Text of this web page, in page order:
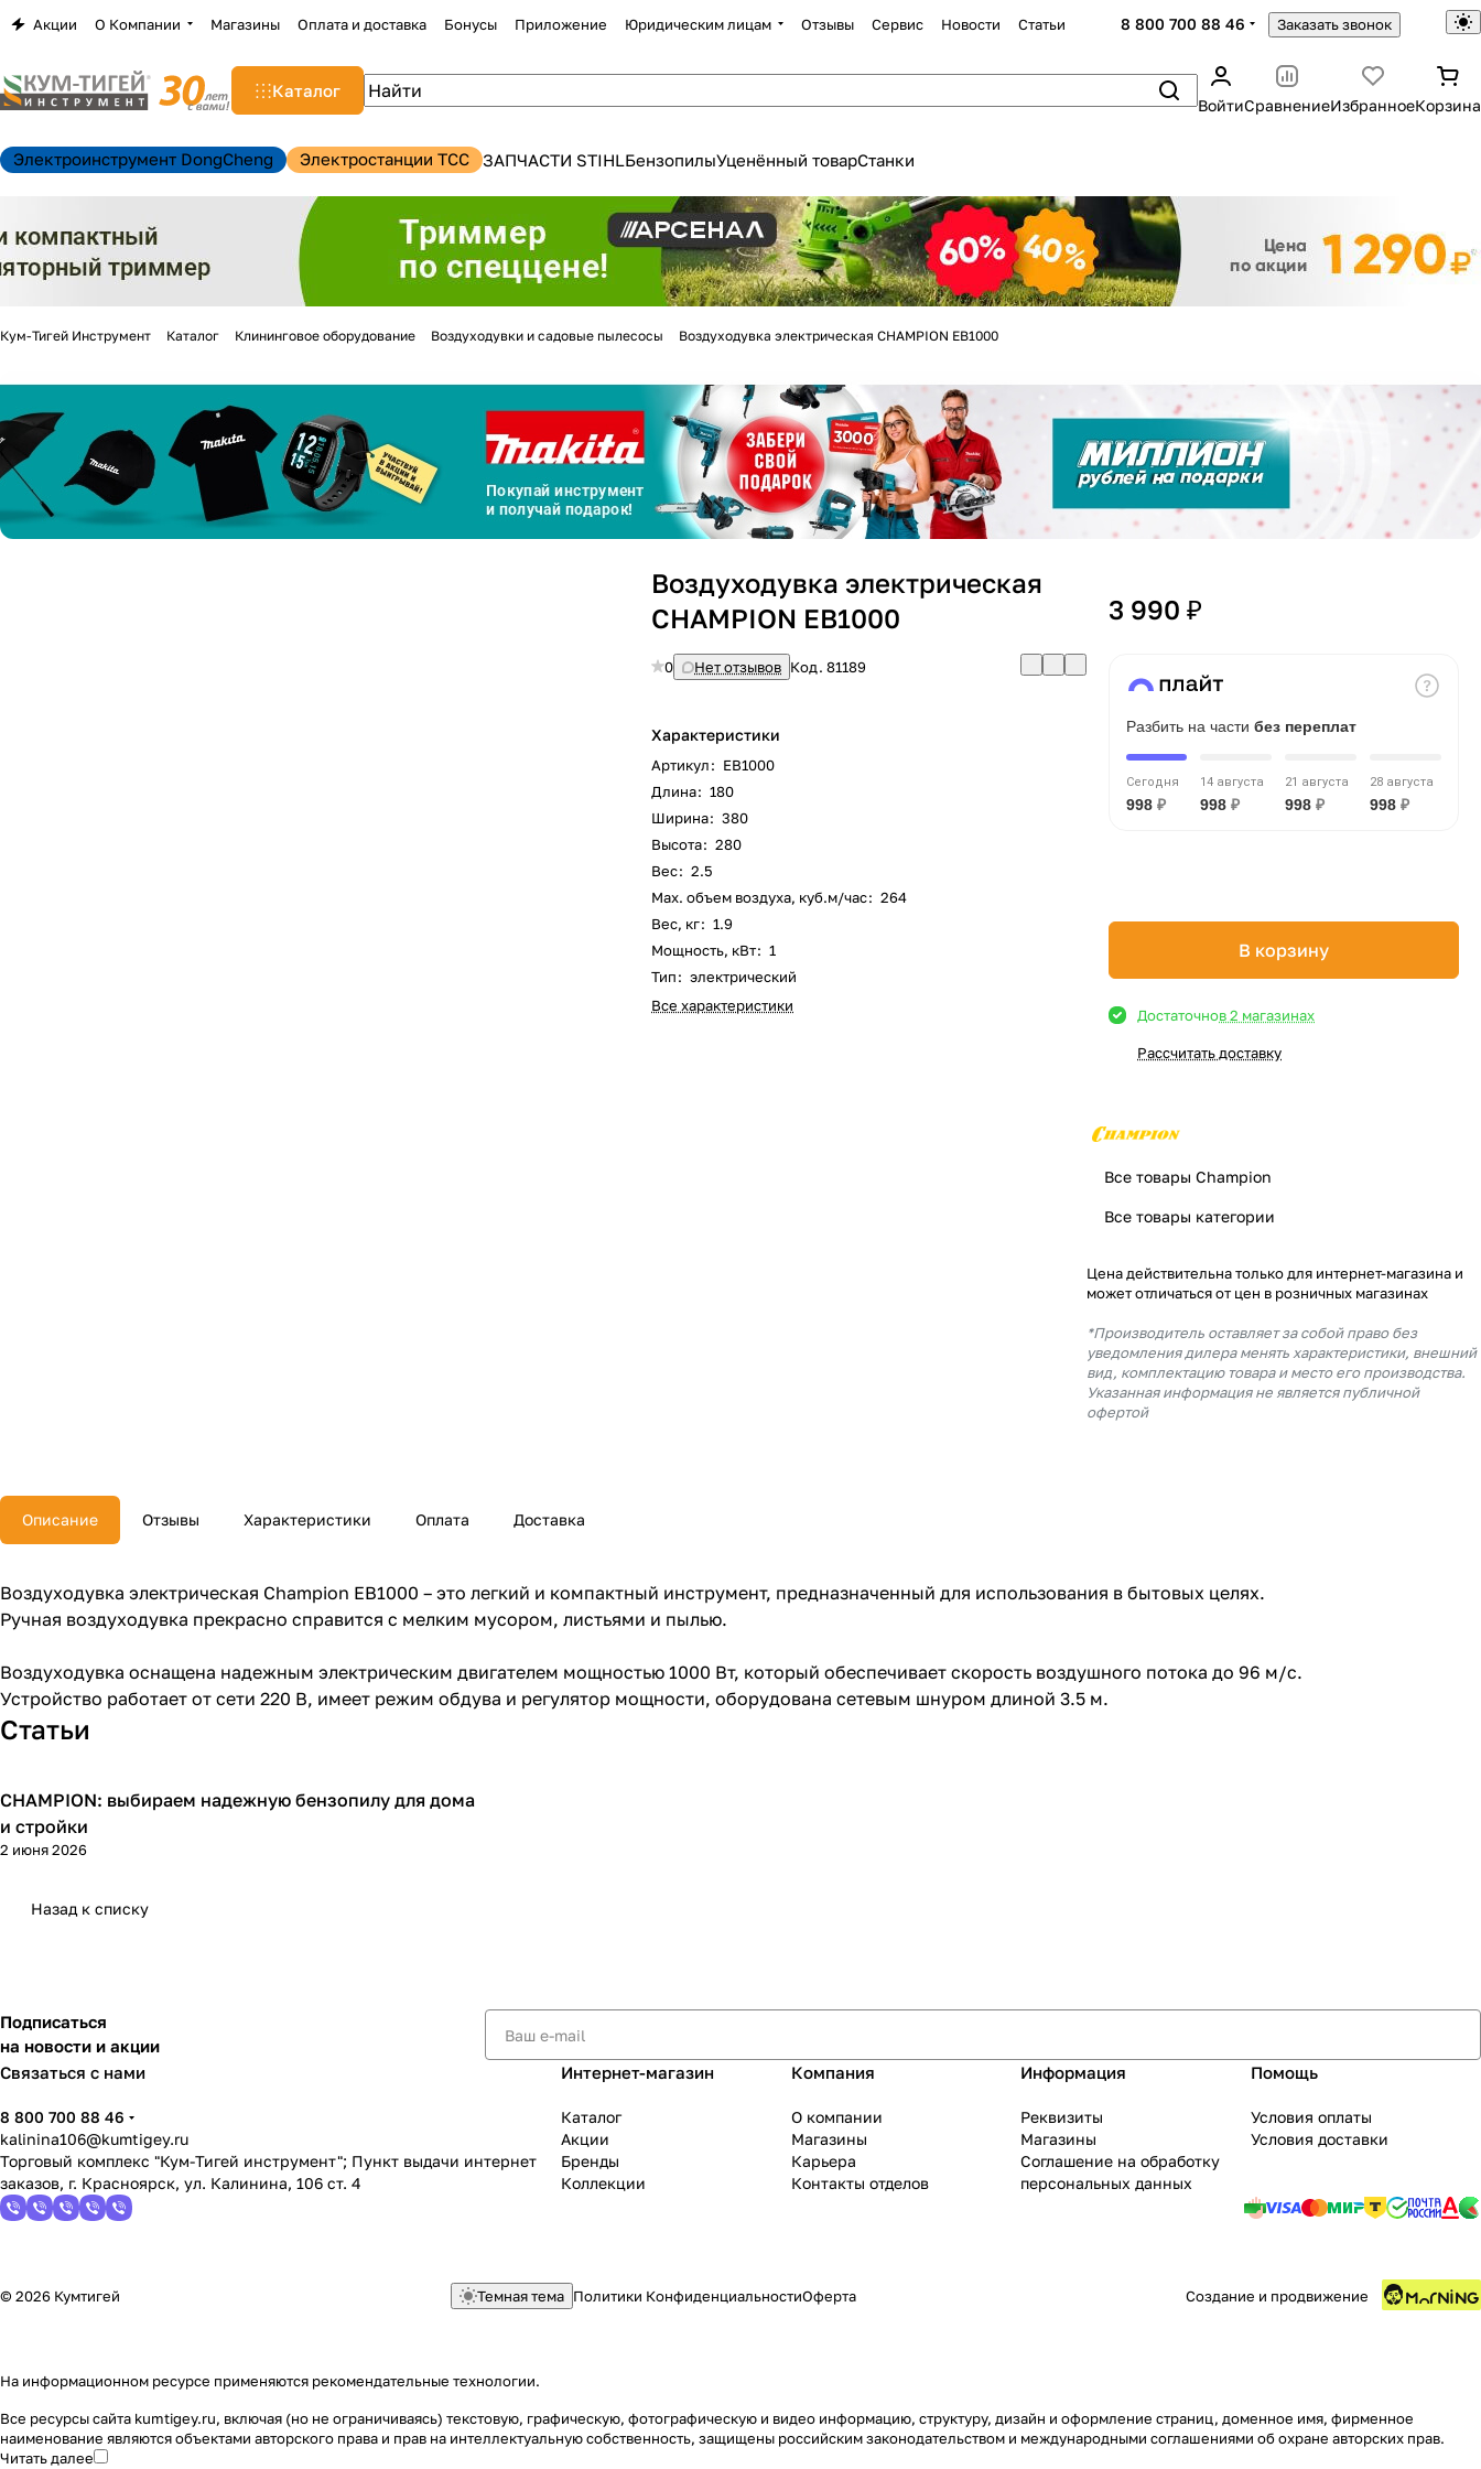
Акции О Компании Магазины Оплата и доставка Бонусы Приложение Юридическим лицам Отзывы Сервис Новости Статьи 8 800 700 88 46 Заказать звонок
Каталог
ВойтиСравнениеИзбранноеКорзина
Электроинструмент DongCheng Электростанции TCC ЗАПЧАСТИ STIHLБензопилыУценённый товарСтанки
Кум-Тигей Инструмент Каталог Клининговое оборудование Воздуходувки и садовые пылесосы Воздуходувка электрическая CHAMPION EB1000
Воздуходувка электрическая
CHAMPION EB1000
0 Нет отзывов Код.81189
Характеристики
Артикул: EB1000
Длина: 180
Ширина: 380
Высота: 280
Вес: 2.5
Max. объем воздуха, куб.м/час: 264
Вес, кг: 1.9
Мощность, кВт: 1
Тип: электрический
Все характеристики
3 990 ₽
Разбить на части без переплат
Сегодня
998 ₽
14 августа
998 ₽
21 августа
998 ₽
28 августа
998 ₽
В корзину
Достаточнов 2 магазинах
Рассчитать доставку
Все товары Champion
Все товары категории
Цена действительна только для интернет-магазина и
может отличаться от цен в розничных магазинах
*Производитель оставляет за собой право без
уведомления дилера менять характеристики, внешний
вид, комплектацию товара и место его производства.
Указанная информация не является публичной
офертой
Описание Отзывы Характеристики Оплата Доставка
Воздуходувка электрическая Champion EB1000 – это легкий и компактный инструмент, предназначенный для использования в бытовых целях.
Ручная воздуходувка прекрасно справится с мелким мусором, листьями и пылью.
Воздуходувка оснащена надежным электрическим двигателем мощностью 1000 Вт, который обеспечивает скорость воздушного потока до 96 м/с.
Устройство работает от сети 220 В, имеет режим обдува и регулятор мощности, оборудована сетевым шнуром длиной 3.5 м.
Статьи
Пилы
CHAMPION: выбираем надежную бензопилу для дома
и стройки
2 июня 2026
Назад к списку
Подписаться
на новости и акции
Связаться с нами
8 800 700 88 46
kalinina106@kumtigey.ru
Торговый комплекс "Кум-Тигей инструмент"; Пункт выдачи интернет
заказов, г. Красноярск, ул. Калинина, 106 ст. 4
Интернет-магазин
Каталог
Акции
Бренды
Коллекции
Компания
О компании
Магазины
Карьера
Контакты отделов
Информация
Реквизиты
Магазины
Соглашение на обработку
персональных данных
Помощь
Условия оплаты
Условия доставки
© 2026 Кумтигей Темная тема Политики КонфиденциальностиОферта Создание и продвижение
На информационном ресурсе применяются рекомендательные технологии.
Все ресурсы сайта kumtigey.ru, включая (но не ограничиваясь) текстовую, графическую, фотографическую и видео информацию, структуру, дизайн и оформление страниц, доменное имя, фирменное
наименование являются объектами авторского права и прав на интеллектуальную собственность, защищены российским законодательством и международными соглашениями об охране авторских прав.
Читать далее
Для клиентов всех банков
без переплат
График платежей
Оплачивайте сегодня только
% картой любого банка
выбранный способом
с вашей картыпо25%каждые 2 недели